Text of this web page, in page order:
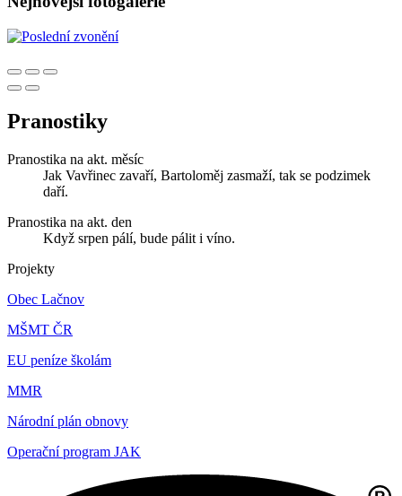
Pranostiky
Pranostika na akt. měsíc
Jak Vavřinec zavaří, Bartoloměj zasmaží, tak se podzimek
daří.
Pranostika na akt. den
Když srpen pálí, bude pálit i víno.
Projekty
Obec Lačnov
MŠMT ČR
EU peníze školám
MMR
Národní plán obnovy
Operační program JAK